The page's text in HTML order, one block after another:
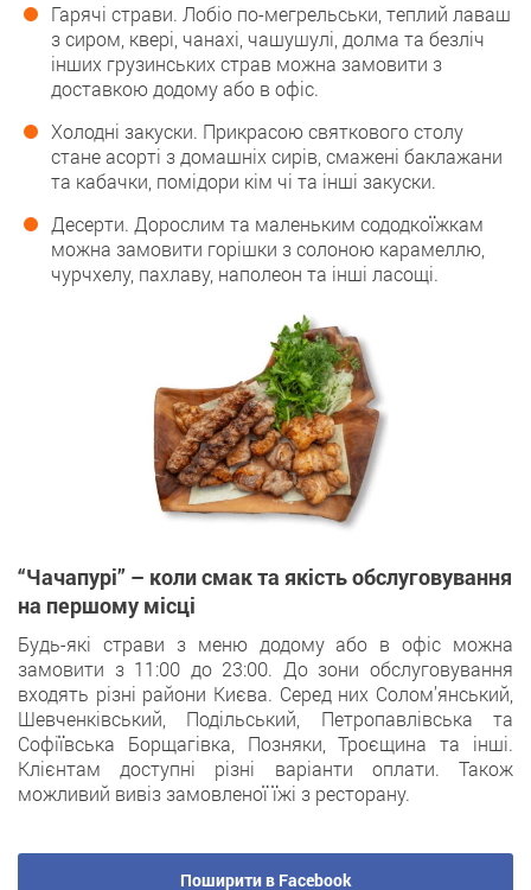
Гарячі страви. Лобіо по-мегрельськи, теплий лаваш
з сиром, квері, чанахі, чашушулі, долма та безліч
інших грузинських страв можна замовити з
доставкою додому або в офіс.
Холодні закуски. Прикрасою святкового столу
стане асорті з домашніх сирів, смажені баклажани
та кабачки, помідори кім чі та інші закуски.
Десерти. Дорослим та маленьким сододкоїжкам
можна замовити горішки з солоною карамеллю,
чурчхелу, пахлаву, наполеон та інші ласощі.
“Чачапурі” – коли смак та якість обслуговування
на першому місці
Будь-які страви з меню додому або в офіс можна
замовити з 11:00 до 23:00. До зони обслуговування
входять різні райони Києва. Серед них Солом’янський,
Шевченківський, Подільський, Петропавлівська та
Софіївська Борщагівка, Позняки, Троєщина та інші.
Клієнтам доступні різні варіанти оплати. Також
можливий вивіз замовленої їжі з ресторану.
Поширити в Facebook